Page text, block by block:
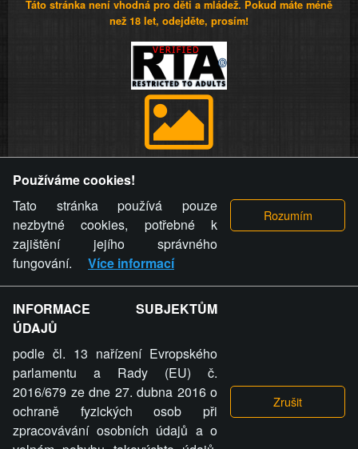
Táto stránka není vhodná pro děti a mládež. Pokud máte méně
než 18 let, odejděte, prosím!
videa a komentáře. Osoba, které se toto opatření provozovatele
stránky týče, ani osoba, která umístila fotografii nebo video na
stránku, nemůže z důvodu odstranění fotografie, videa nebo
komentáře pro výše uvedenou okolnost uplatnit vůči
provozovateli stránky žádný nárok na náhradu škody nebo
nemajetkové újmy.
ZVRÁCENÝ.CZ - Svět není zvrácenej. To jen
ty lidi...
Používáme cookies!
Tato stránka používá pouze
nezbytné cookies, potřebné k
zajištění jejího správného
fungování.
Více informací
INFORMACE SUBJEKTŮM
ÚDAJŮ
podle čl. 13 nařízení Evropského
parlamentu a Rady (EU) č.
2016/679 ze dne 27. dubna 2016 o
ochraně fyzických osob při
zpracovávání osobních údajů a o